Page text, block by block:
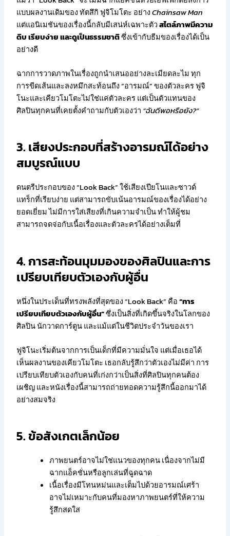
แบบผลงานเดิมของ ทัตสึกิ ฟูจิโมโตะ อย่างChainsaw Man
แต่แอนิเมชันของเรื่องนี้กลับมีเสน่ห์เฉพาะตัวสไตล์ภาพมีความ
ดิบ เรียบง่าย และดูเป็นธรรมชาติซึ่งเข้ากับธีมของเรื่องได้เป็น
อย่างดี
ฉากการวาดภาพในเรื่องถูกนำเสนออย่างละเมียดละไม ทุก
การขีดเส้นและลงหมึกสะท้อนถึง “อารมณ์” ของตัวละคร ฟูจิ
โนะและเคียวโมโตะไม่ใช่แค่ตัวละคร แต่เป็นตัวแทนของ
ศิลปินทุกคนที่เคยตั้งคำถามกับตัวเองว่า “ฉันดีพอหรือยัง?”
3. เสียงประกอบที่สร้างอารมณ์ได้อย่าง
สมบูรณ์แบบ
ดนตรีประกอบของ “Look Back” ใช้เสียงเปียโนและซาวด์
แทร็กที่เรียบง่าย แต่สามารถขับเน้นอารมณ์ของเรื่องได้อย่าง
ยอดเยี่ยม ไม่มีการใส่เสียงที่เกินความจำเป็น ทำให้ผู้ชม
สามารถจดจ่อกับเนื้อเรื่องและตัวละครได้อย่างเต็มที่
4. การสะท้อนมุมมองของศิลปินและการ
เปรียบเทียบตัวเองกับผู้อื่น
หนึ่งในประเด็นที่ทรงพลังที่สุดของ “Look Back” คือ“การ
เปรียบเทียบตัวเองกับผู้อื่น”ซึ่งเป็นสิ่งที่เกิดขึ้นจริงในโลกของ
ศิลปิน นักวาดการ์ตูน และแม้แต่ในชีวิตประจำวันของเรา
ฟูจิโนะเริ่มต้นจากการเป็นเด็กที่มีความมั่นใจ แต่เมื่อเธอได้
เห็นผลงานของเคียวโมโตะ เธอกลับรู้สึกว่าตัวเองไม่มีค่า การ
เปรียบเทียบตัวเองกับคนที่เก่งกว่าเป็นสิ่งที่ศิลปินทุกคนต้อง
เผชิญ และหนังเรื่องนี้สามารถถ่ายทอดความรู้สึกนี้ออกมาได้
อย่างสมจริง
5. ข้อสังเกตเล็กน้อย
ภาพยนตร์อาจไม่ใช่แนวของทุกคน เนื่องจากไม่มี
ฉากแอ็คชั่นหรือลูกเล่นที่ฉูดฉาด
เนื้อเรื่องมีโทนหม่นและเต็มไปด้วยอารมณ์เศร้า
อาจไม่เหมาะกับคนที่มองหาภาพยนตร์ที่ให้ความ
รู้สึกสดใส